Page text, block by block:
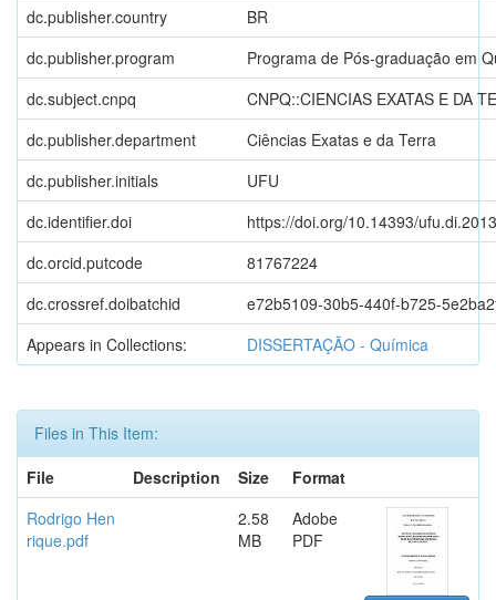
dc.publisher.country
BR
dc.publisher.program
Programa de Pós-graduação em
dc.subject.cnpq
CNPQ::CIENCIAS EXATAS E DA
dc.publisher.department
Ciências Exatas e da Terra
dc.publisher.initials
UFU
dc.identifier.doi
https://doi.org/10.14393/
dc.orcid.putcode
81767224
dc.crossref.doibatchid
e72b5109-30b5-440f-b725-
Appears in Collections:
DISSERTAÇÃO - Química
Files in This Item:
File
Description Size
Format
Rodrigo Hen
rique.pdf
2.58
MB
Adobe
PDF